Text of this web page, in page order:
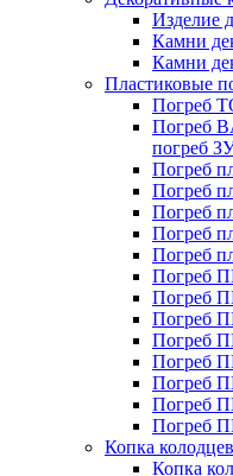
Изделие
Камни
Камни
Пластиковые
Погреб
Погреб
погреб
Погреб
Погреб
Погреб
Погреб
Погреб
Погреб
Погреб
Погреб
Погреб
Погреб
Погреб
Погреб
Погреб
Копка колодцев
Копка